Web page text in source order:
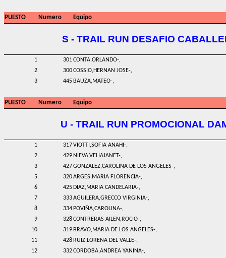
PUESTO Numero Equipo
S - TRAIL RUN DESAFIO
1 301CONTA,ORLANDO-,
2
300COSSIO,HERNAN JOSE-,
3
445 BAUZA,MATEO-,
PUESTO Numero Equipo
U - TRAIL RUN PROMOCIONAL
1 317VIOTTI,SOFIA ANAHI-,
2
429 NIEVA,VELIAJANET-,
3
427GONZALEZ,CAROLINA DE LOS ANGELES-,
5
320ARGES,MARIA FLORENCIA-,
6
425 DIAZ,MARIA CANDELARIA-,
7
333AGUILERA,GRECCO VIRGINIA-,
8
334 POVIÑA,CAROLINA-,
9
328CONTRERAS AILEN,ROCIO-,
10
319 BRAVO,MARIA DE LOS ANGELES-,
11
428 RUIZ,LORENA DEL VALLE-,
12
332CORDOBA,ANDREA YANINA-,